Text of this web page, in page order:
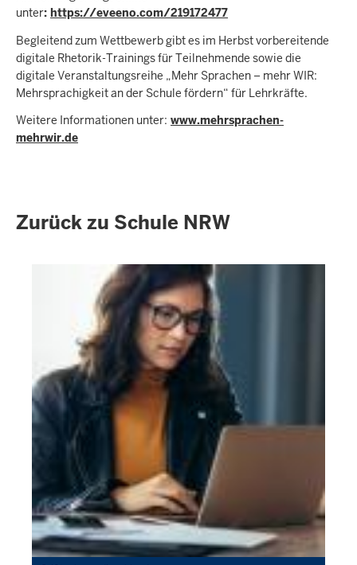
unter: https://eveeno.com/219172477
Begleitend zum Wettbewerb gibt es im Herbst vorbereitende
digitale Rhetorik-Trainings für Teilnehmende sowie die
digitale Veranstaltungsreihe „Mehr Sprachen – mehr WIR:
Mehrsprachigkeit an der Schule fördern“ für Lehrkräfte.
Weitere Informationen unter: www.mehrsprachen-
mehrwir.de
Zurück zu Schule NRW